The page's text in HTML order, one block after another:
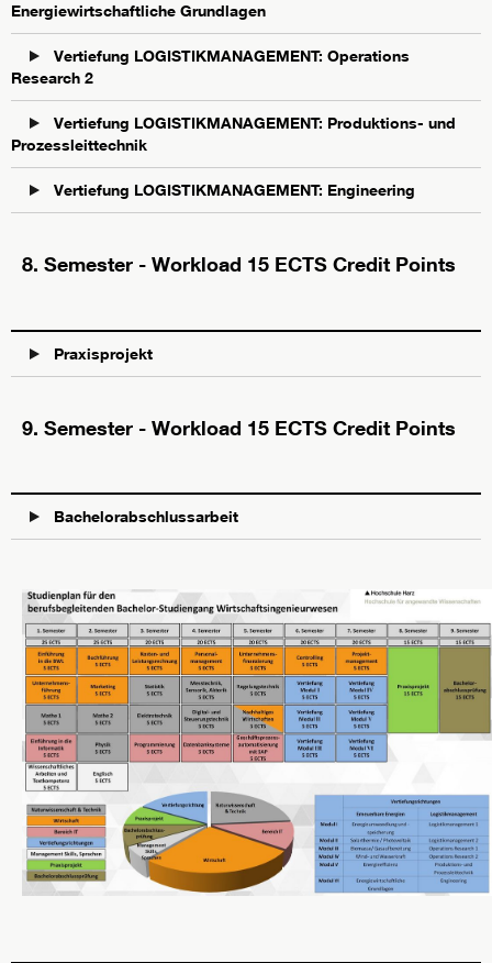
Energiewirtschaftliche Grundlagen
Vertiefung LOGISTIKMANAGEMENT: Operations
Research 2
Vertiefung LOGISTIKMANAGEMENT: Produktions- und
Prozessleittechnik
Vertiefung LOGISTIKMANAGEMENT: Engineering
8. Semester - Workload 15 ECTS Credit Points
Praxisprojekt
9. Semester - Workload 15 ECTS Credit Points
Bachelorabschlussarbeit